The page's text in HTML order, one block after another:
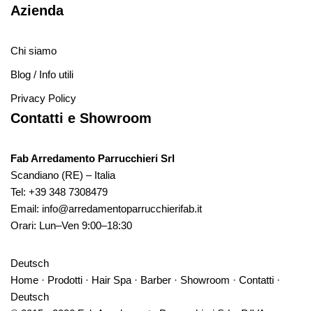
Azienda
Chi siamo
Blog / Info utili
Privacy Policy
Contatti e Showroom
Fab Arredamento Parrucchieri Srl
Scandiano (RE) – Italia
Tel: +39 348 7308479
Email: info@arredamentoparrucchierifab.it
Orari: Lun–Ven 9:00–18:30
Deutsch
Home · Prodotti · Hair Spa · Barber · Showroom · Contatti ·
Deutsch